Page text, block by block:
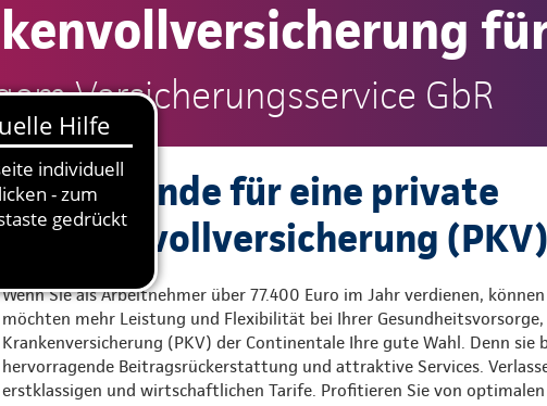
Versicherungsservice GbR
Gute Gründe für eine private
Krankenvollversicherung (PKV)
Wenn Sie als Arbeitnehmer über 77.400 Euro im Jahr verdienen,
möchten mehr Leistung und Flexibilität bei Ihrer
Krankenversicherung (PKV) der Continentale Ihre gute Wahl. Denn
hervorragende Beitragsrückerstattung und attraktive Services.
erstklassigen und wirtschaftlichen Tarife. Profitieren Sie von